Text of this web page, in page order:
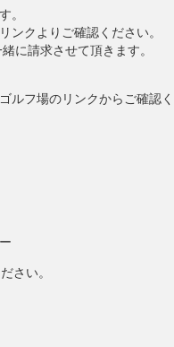
。
ンクよりご確認ください。
に請求させて頂きます。
ルフ場のリンクからご確認く
さい。